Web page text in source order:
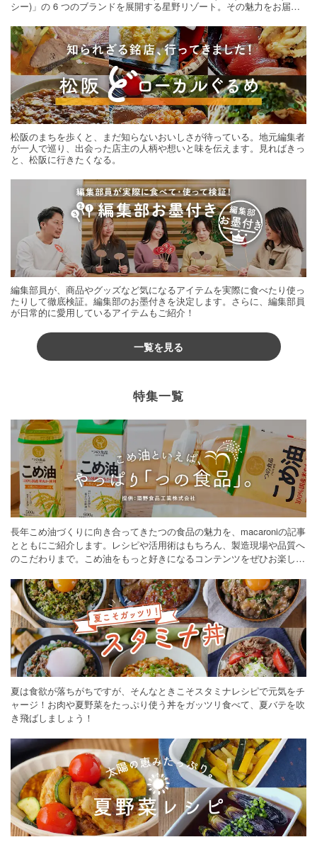
シー)」の 6 つのブランドを展開する星野リゾート。その魅力をお届け
松阪のまちを歩くと、まだ知らないおいしさが待っている。地元編集者
が一人で巡り、出会った店主の人柄や想いと味を伝えます。見ればきっ
と、松阪に行きたくなる。
編集部員が、商品やグッズなど気になるアイテムを実際に食べたり使っ
たりして徹底検証。編集部のお墨付きを決定します。さらに、編集部員
が日常的に愛用しているアイテムもご紹介！
一覧を見る
特集一覧
長年こめ油づくりに向き合ってきたつの食品の魅力を、macaroniの記事
とともにご紹介します。レシピや活用術はもちろん、製造現場や品質へ
のこだわりまで。こめ油をもっと好きになるコンテンツをぜひお楽しみ
夏は食欲が落ちがちですが、そんなときこそスタミナレシピで元気をチ
ャージ！お肉や夏野菜をたっぷり使う丼をガッツリ食べて、夏バテを吹
き飛ばしましょう！